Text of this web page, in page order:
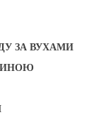
ЗА ВУХАМИ